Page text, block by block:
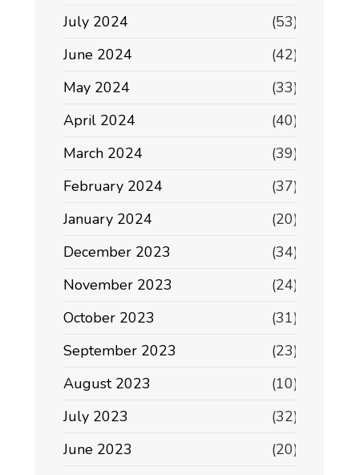
July 2024
(53)
June 2024
(42)
May 2024
(33)
April 2024
(40)
March 2024
(39)
February 2024
(37)
January 2024
(20)
December 2023
(34)
November 2023
(24)
October 2023
(31)
September 2023
(23)
August 2023
(10)
July 2023
(32)
June 2023
(20)